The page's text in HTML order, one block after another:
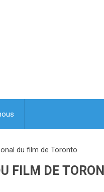
du film de Toronto
FILM DE